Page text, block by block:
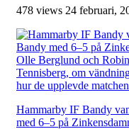
478 views 24 februari,
Hammarby IF Bandy
med 6–5 på